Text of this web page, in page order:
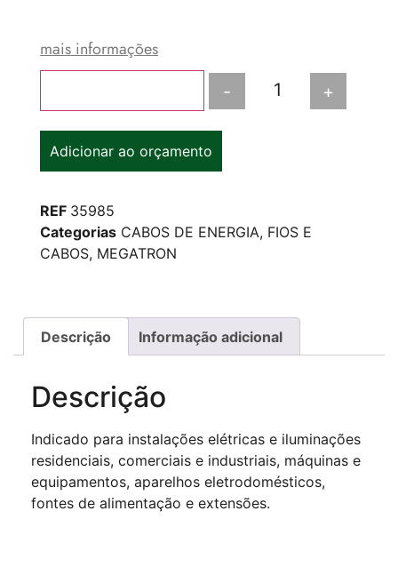
mais informações
- +
Adicionar ao orçamento
REF 35985
Categorias CABOS DE ENERGIA, FIOS E
CABOS, MEGATRON
Descrição Informação adicional
Descrição
Indicado para instalações elétricas e iluminações
residenciais, comerciais e industriais, máquinas e
equipamentos, aparelhos eletrodomésticos,
fontes de alimentação e extensões.